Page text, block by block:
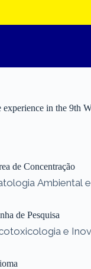
in the 9th
de Concentração
Ambiental
de Pesquisa
e